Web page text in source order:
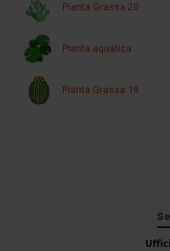
Pianta Grassa 20
Pianta aquatica
Pianta Grassa 19